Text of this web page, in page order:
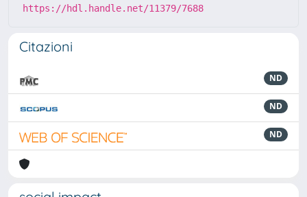
https://hdl.handle.net/11379/7688
Citazioni
ND
ND
ND